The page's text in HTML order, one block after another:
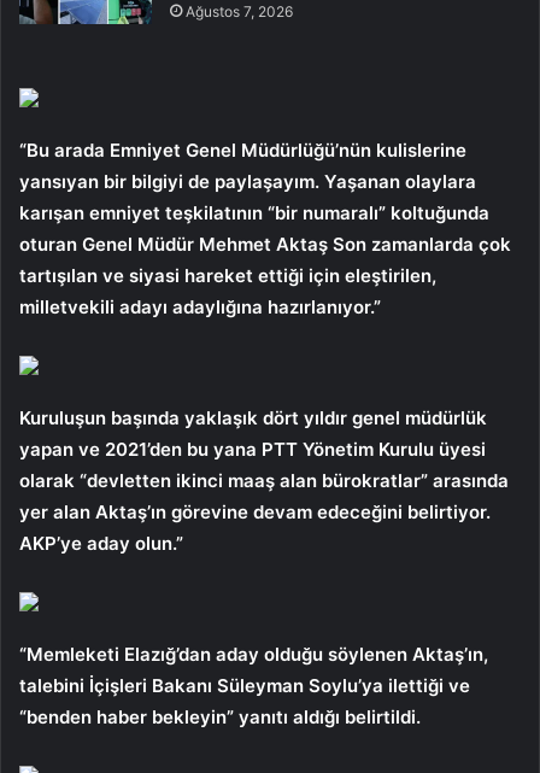
Ağustos 7, 2026
“Bu arada Emniyet Genel Müdürlüğü’nün kulislerine
yansıyan bir bilgiyi de paylaşayım. Yaşanan olaylara
karışan emniyet teşkilatının “bir numaralı” koltuğunda
oturan Genel Müdür Mehmet Aktaş Son zamanlarda çok
tartışılan ve siyasi hareket ettiği için eleştirilen,
milletvekili adayı adaylığına hazırlanıyor.”
Kuruluşun başında yaklaşık dört yıldır genel müdürlük
yapan ve 2021’den bu yana PTT Yönetim Kurulu üyesi
olarak “devletten ikinci maaş alan bürokratlar” arasında
yer alan Aktaş’ın görevine devam edeceğini belirtiyor.
AKP’ye aday olun.”
“Memleketi Elazığ’dan aday olduğu söylenen Aktaş’ın,
talebini İçişleri Bakanı Süleyman Soylu’ya ilettiği ve
“benden haber bekleyin” yanıtı aldığı belirtildi.